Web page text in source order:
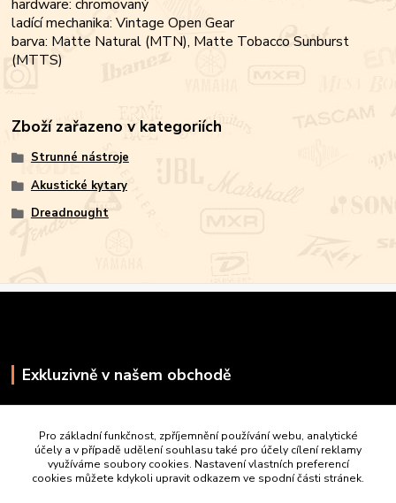
hardware: chromovaný
ladící mechanika: Vintage Open Gear
barva: Matte Natural (MTN), Matte Tobacco Sunburst
(MTTS)
Zboží zařazeno v kategoriích
Strunné nástroje
Akustické kytary
Dreadnought
Exkluzivně v našem obchodě
Pro základní funkčnost, zpříjemnění používání webu, analytické
účely a v případě udělení souhlasu také pro účely cílení reklamy
využíváme soubory cookies. Nastavení vlastních preferencí
cookies můžete kdykoli upravit odkazem ve spodní části stránek.